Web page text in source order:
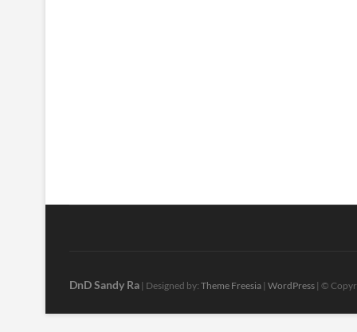
DnD Sandy Ra | Designed by: Theme Freesia | WordPress | ©